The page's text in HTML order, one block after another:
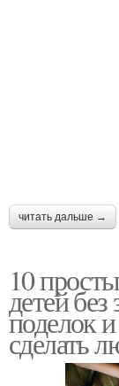
читать дальше →
10
детей без
поделок
сделать